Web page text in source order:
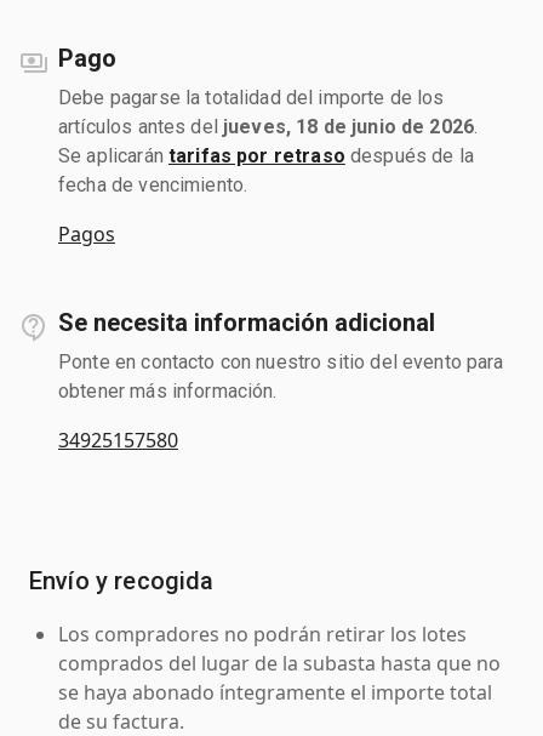
Pago
Debe pagarse la totalidad del importe de los
artículos antes del jueves, 18 de junio de 2026
Se aplicarán tarifas por retraso después de la
fecha de vencimiento.
Pagos
Se necesita información adicional
Ponte en contacto con nuestro sitio del evento para
obtener más información.
34925157580
Envío y recogida
Los compradores no podrán retirar los lotes
comprados del lugar de la subasta hasta que no
se haya abonado íntegramente el importe total
de su factura.